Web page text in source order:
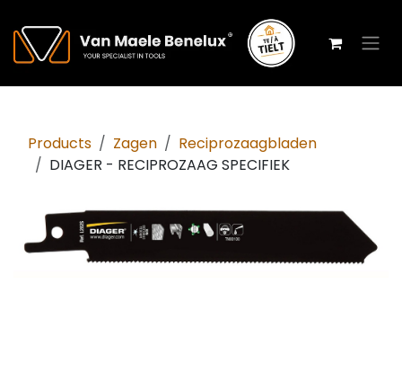
Products Zagen
Reciprozaagbladen
DIAGER - RECIPROZAAG SPECIFIEK